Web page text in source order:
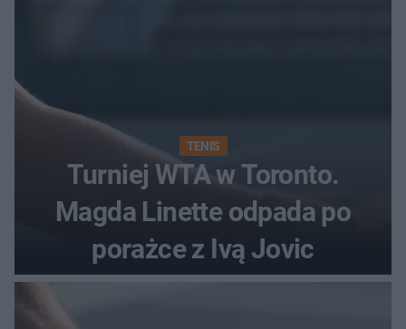
TENIS
Turniej WTA w Toronto.
Magda Linette odpada po
porażce z Ivą Jovic